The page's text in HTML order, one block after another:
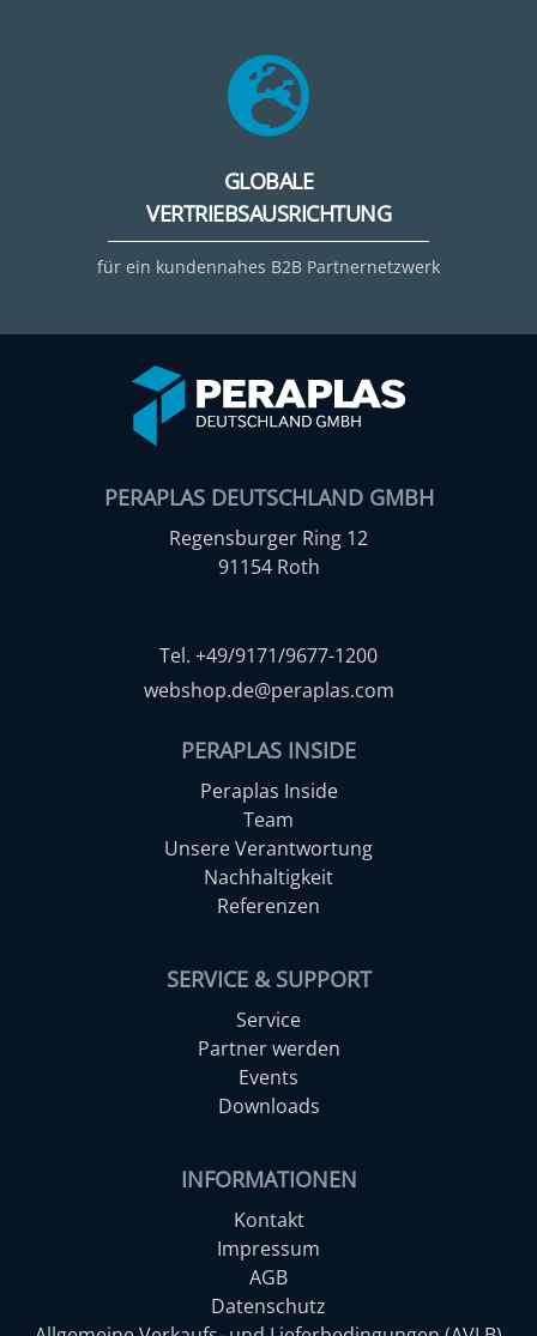
GLOBALE
VERTRIEBSAUSRICHTUNG
für ein kundennahes B2B Partnernetzwerk
PERAPLAS DEUTSCHLAND GMBH
Regensburger Ring 12
91154 Roth
Tel. +49/9171/9677-1200
webshop.de@peraplas.com
PERAPLAS INSIDE
Peraplas Inside
Team
Unsere Verantwortung
Nachhaltigkeit
Referenzen
SERVICE & SUPPORT
Service
Partner werden
Events
Downloads
INFORMATIONEN
Kontakt
Impressum
AGB
Datenschutz